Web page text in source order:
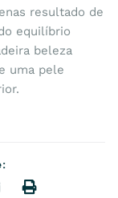
resultado de
equilíbrio
beleza
uma pele